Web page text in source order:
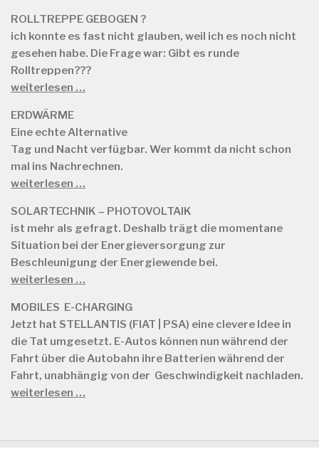
ROLLTREPPE GEBOGEN ?
ich konnte es fast nicht glauben, weil ich es noch nicht
gesehen habe. Die Frage war: Gibt es runde
Rolltreppen???
weiterlesen …
ERDWÄRME
Eine echte Alternative
Tag und Nacht verfügbar. Wer kommt da nicht schon
mal ins Nachrechnen.
weiterlesen …
SOLARTECHNIK – PHOTOVOLTAIK
ist mehr als gefragt. Deshalb trägt die momentane
Situation bei der Energieversorgung zur
Beschleunigung der Energiewende bei.
weiterlesen …
MOBILES E-CHARGING
Jetzt hat STELLANTIS (FIAT | PSA) eine clevere Idee in
die Tat umgesetzt. E-Autos können nun während der
Fahrt über die Autobahn ihre Batterien während der
Fahrt, unabhängig von der Geschwindigkeit nachladen.
weiterlesen …